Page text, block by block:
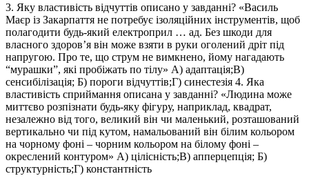
3. Яку властивість відчуттів описано у завданні? «Василь
Маєр із Закарпаття не потребує ізоляційних інструментів, щоб
полагодити будь-який електроприл … ад. Без шкоди для
власного здоров’я він може взяти в руки оголений дріт під
напругою. Про те, що струм не вимкнено, йому нагадають
“мурашки”, які пробіжать по тілу» А) адаптація;​​В)
сенсибілізація; Б) пороги відчуттів;​​Г) синестезія 4. Яка
властивість сприймання описана у завданні? «Людина може
миттєво розпізнати будь-яку фігуру, наприклад, квадрат,
незалежно від того, великий він чи маленький, розташований
вертикально чи під кутом, намальований він білим кольором
на чорному фоні – чорним кольором на білому фоні –
окреслений контуром» А) цілісність;​В) апперцепція; Б)
структурність;​Г) константність